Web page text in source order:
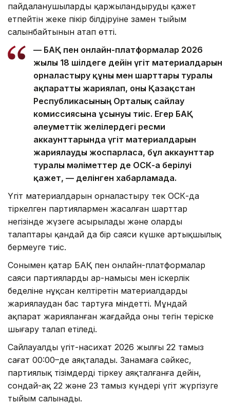
пайдаланушылардың қаржыландыруды қажет
етпейтін жеке пікір білдіруіне заңмен тыйым
салынбайтынын атап өтті.
— БАҚ пен онлайн-платформалар 2026
жылғы 18 шілдеге дейін үгіт материалдарын
орналастыру құны мен шарттары туралы
ақпаратты жариялап, оны Қазақстан
Республикасының Орталық сайлау
комиссиясына ұсынуы тиіс. Егер БАҚ
әлеуметтік желілердегі ресми
аккаунттарында үгіт материалдарын
жариялауды жоспарласа, бұл аккаунттар
туралы мәліметтер де ОСК-ға берілуі
қажет, — делінген хабарламада.
Үгіт материалдарын орналастыру тек ОСК-да
тіркелген партиялармен жасалған шарттар
негізінде жүзеге асырылады және олардың
талаптары қандай да бір саяси күшке артықшылық
бермеуге тиіс.
Сонымен қатар БАҚ пен онлайн-платформалар
саяси партиялардың ар-намысы мен іскерлік
беделіне нұқсан келтіретін материалдарды
жариялаудан бас тартуға міндетті. Мұндай
ақпарат жарияланған жағдайда оны тегін теріске
шығару талап етіледі.
Сайлауалды үгіт-насихат 2026 жылғы 22 тамыз
сағат 00:00–де аяқталады. Заңнамаға сәйкес,
партиялық тізімдерді тіркеу аяқталғанға дейін,
сондай-ақ 22 және 23 тамыз күндері үгіт жүргізуге
тыйым салынады.